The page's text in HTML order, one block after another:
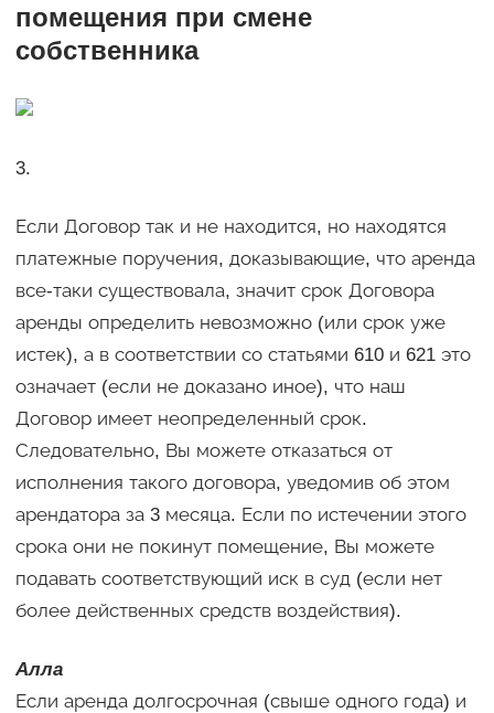
помещения при смене
собственника
3.
Если Договор так и не находится, но находятся
платежные поручения, доказывающие, что аренда
все-таки существовала, значит срок Договора
аренды определить невозможно (или срок уже
истек), а в соответствии со статьями 610 и 621 это
означает (если не доказано иное), что наш
Договор имеет неопределенный срок.
Следовательно, Вы можете отказаться от
исполнения такого договора, уведомив об этом
арендатора за 3 месяца. Если по истечении этого
срока они не покинут помещение, Вы можете
подавать соответствующий иск в суд (если нет
более действенных средств воздействия).
Алла
Если аренда долгосрочная (свыше одного года) и